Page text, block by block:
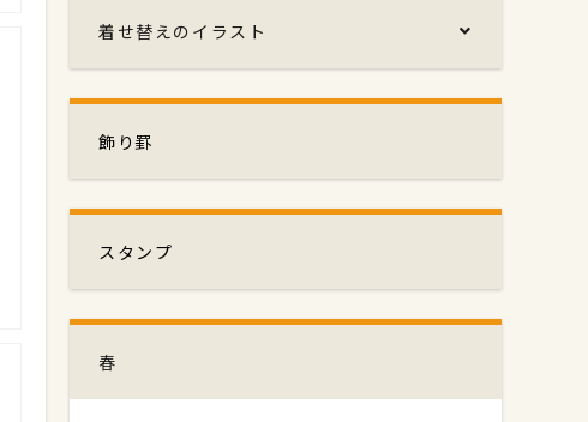
着せ替えのイラスト
飾り罫
スタンプ
春